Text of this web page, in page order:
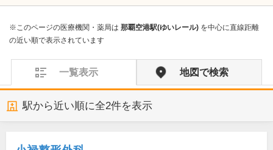
※このページの医療機関・薬局は 那覇空港駅(ゆいレール) を中心に直線距離
の近い順で表示されています
一覧表示 地図で検索
駅から近い順に全2件を表示